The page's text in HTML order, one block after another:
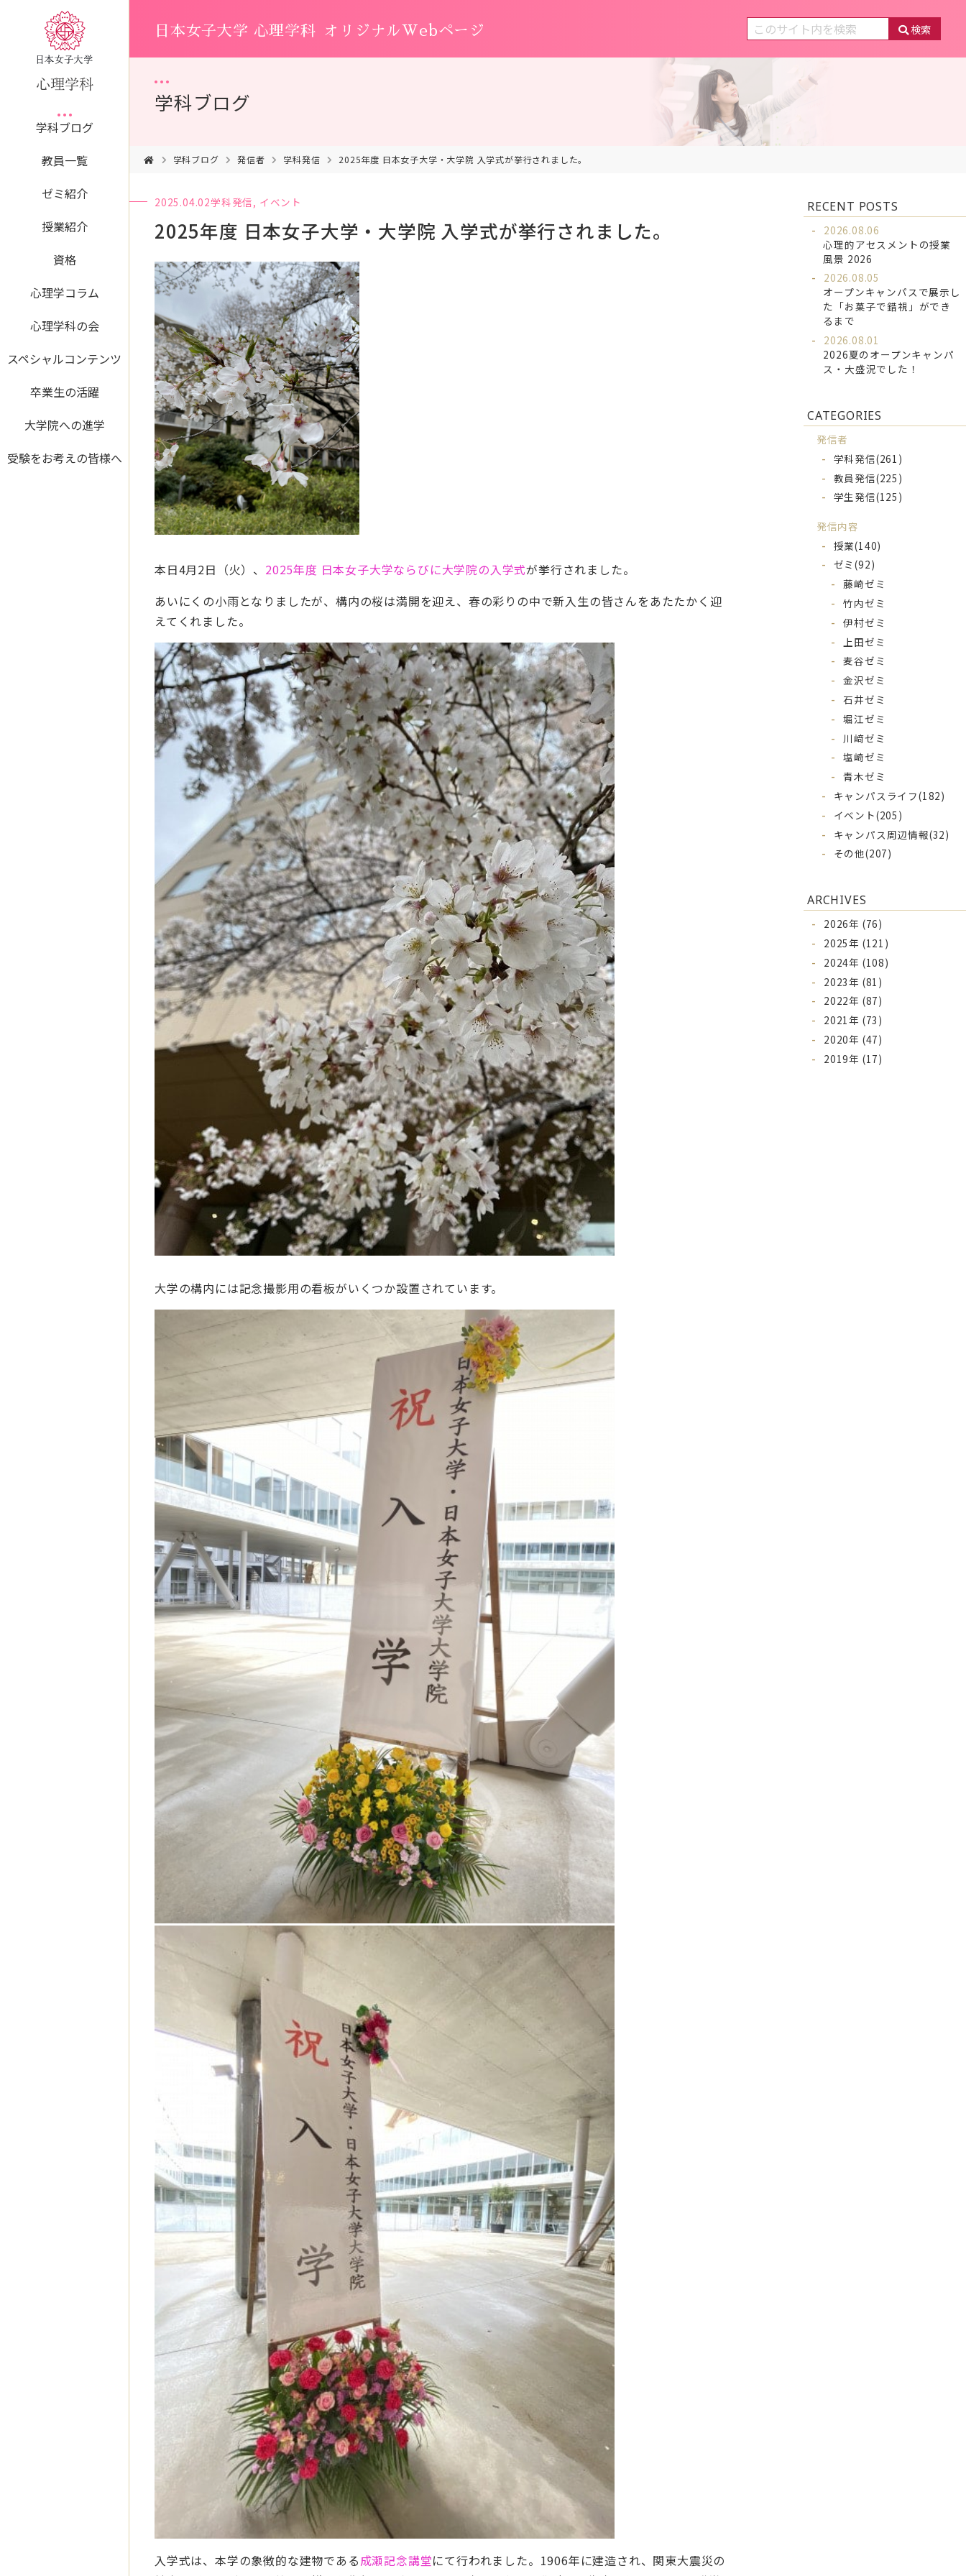
学科ブログ
教員一覧
ゼミ紹介
授業紹介
資格
心理学コラム
心理学科の会
スペシャルコンテンツ
卒業生の活躍
大学院への進学
受験をお考えの皆様へ
日本女子大学 心理学科 オリジナルWebページ 検索
学科ブログ
学科ブログ 発信者 学科発信 2025年度 日本女子大学・大学院 入学式が挙行されました。
2025.04.02学科発信, イベント
2025年度 日本女子大学・大学院 入学式が挙行されました。
本日4月2日（火）、 2025年度 日本女子大学ならびに大学院の入学式が挙行されました。
あいにくの小雨となりましたが、構内の桜は満開を迎え、春の彩りの中で新入生の皆さんをあたたかく迎
えてくれました。
大学の構内には記念撮影用の看板がいくつか設置されています。
入学式は、本学の象徴的な建物である成瀬記念講堂にて行われました。1906年に建造され、関東大震災の
RECENT POSTS
2026.08.06
心理的アセスメントの授業
風景 2026
2026.08.05
オープンキャンパスで展示し
た「お菓子で錯視」ができ
るまで
2026.08.01
2026夏のオープンキャンパ
ス・大盛況でした！
CATEGORIES
発信者
学科発信(261)
教員発信(225)
学生発信(125)
発信内容
授業(140)
ゼミ(92)
藤崎ゼミ
竹内ゼミ
伊村ゼミ
上田ゼミ
麦谷ゼミ
金沢ゼミ
石井ゼミ
堀江ゼミ
川﨑ゼミ
塩崎ゼミ
青木ゼミ
キャンパスライフ(182)
イベント(205)
キャンパス周辺情報(32)
その他(207)
ARCHIVES
2026年 (76)
2025年 (121)
2024年 (108)
2023年 (81)
2022年 (87)
2021年 (73)
2020年 (47)
2019年 (17)